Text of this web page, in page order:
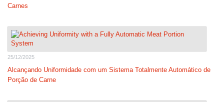
Carnes
25/12/2025
Alcançando Uniformidade com um Sistema Totalmente Automático de
Porção de Carne